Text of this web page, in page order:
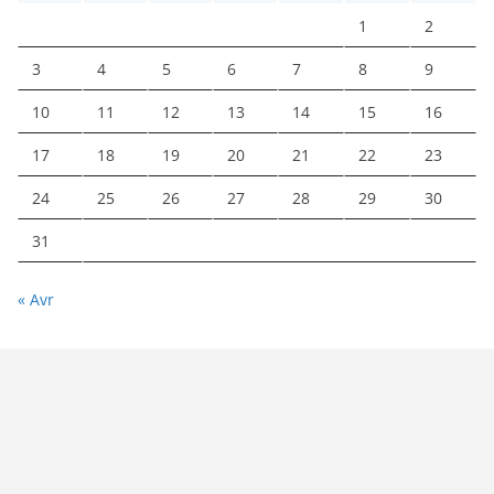
1 2
3 4 5 6 7 8 9
10 11 12 13 14 15 16
17 18 19 20 21 22 23
24 25 26 27 28 29 30
31
« Avr